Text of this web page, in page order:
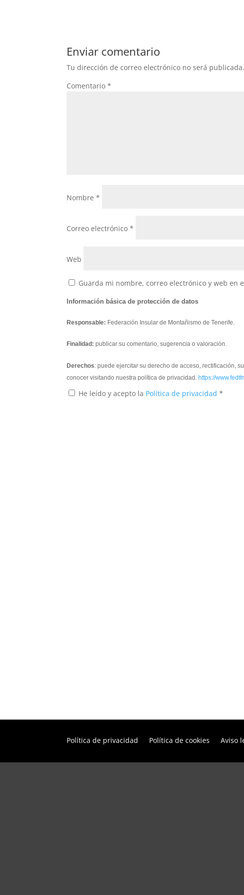
k
r
A
p
p
Enviar comentario
Tu dirección de correo electrónico no será publicada.
Comentario*
Nombre*
Correo electrónico*
Web
Guarda mi nombre, correo electrónico y web en
Información básica de protección de datos
Responsable: Federación Insular de Montañismo de Tenerife.
Finalidad: publicar su comentario, sugerencia o valoración.
Derechos: puede ejercitar su derecho de acceso, rectificación,
conocer visitando nuestra política de privacidad.https://
He leído y acepto la Política de privacidad*
Política de privacidad Política de cookies Aviso